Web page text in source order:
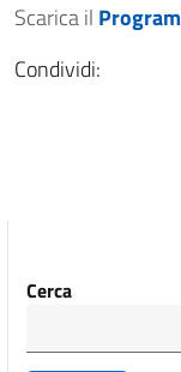
Scarica il
Condividi:
Cerca